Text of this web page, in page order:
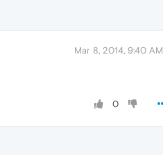
Mar 8, 2014, 9:40 AM
0